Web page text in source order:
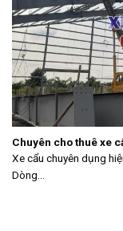
Chuyên cho thuê xe
Xe cẩu chuyên dụng
Dòng...